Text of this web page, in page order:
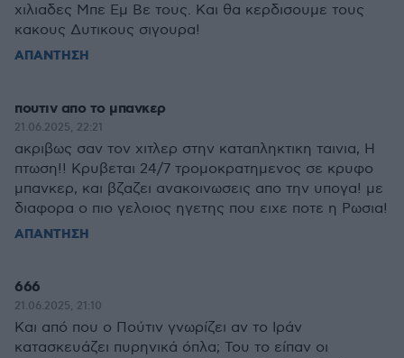
χιλιαδες Μπε Εμ Βε τους. Και θα κερδισουμε τους
κακους Δυτικους σιγουρα!
ΑΠΑΝΤΗΣΗ
πουτιν απο το μπανκερ
21.06.2025, 22:21
ακριβως σαν τον χιτλερ στην καταπληκτικη ταινια, Η
πτωση!! Κρυβεται 24/7 τρομοκρατημενος σε κρυφο
μπανκερ, και βζαζει ανακοινωσεις απο την υπογα! με
διαφορα ο πιο γελοιος ηγετης που ειχε ποτε η Ρωσια!
ΑΠΑΝΤΗΣΗ
666
21.06.2025, 21:10
Και από που ο Πούτιν γνωρίζει αν το Ιράν
κατασκευάζει πυρηνικά όπλα; Του το είπαν οι